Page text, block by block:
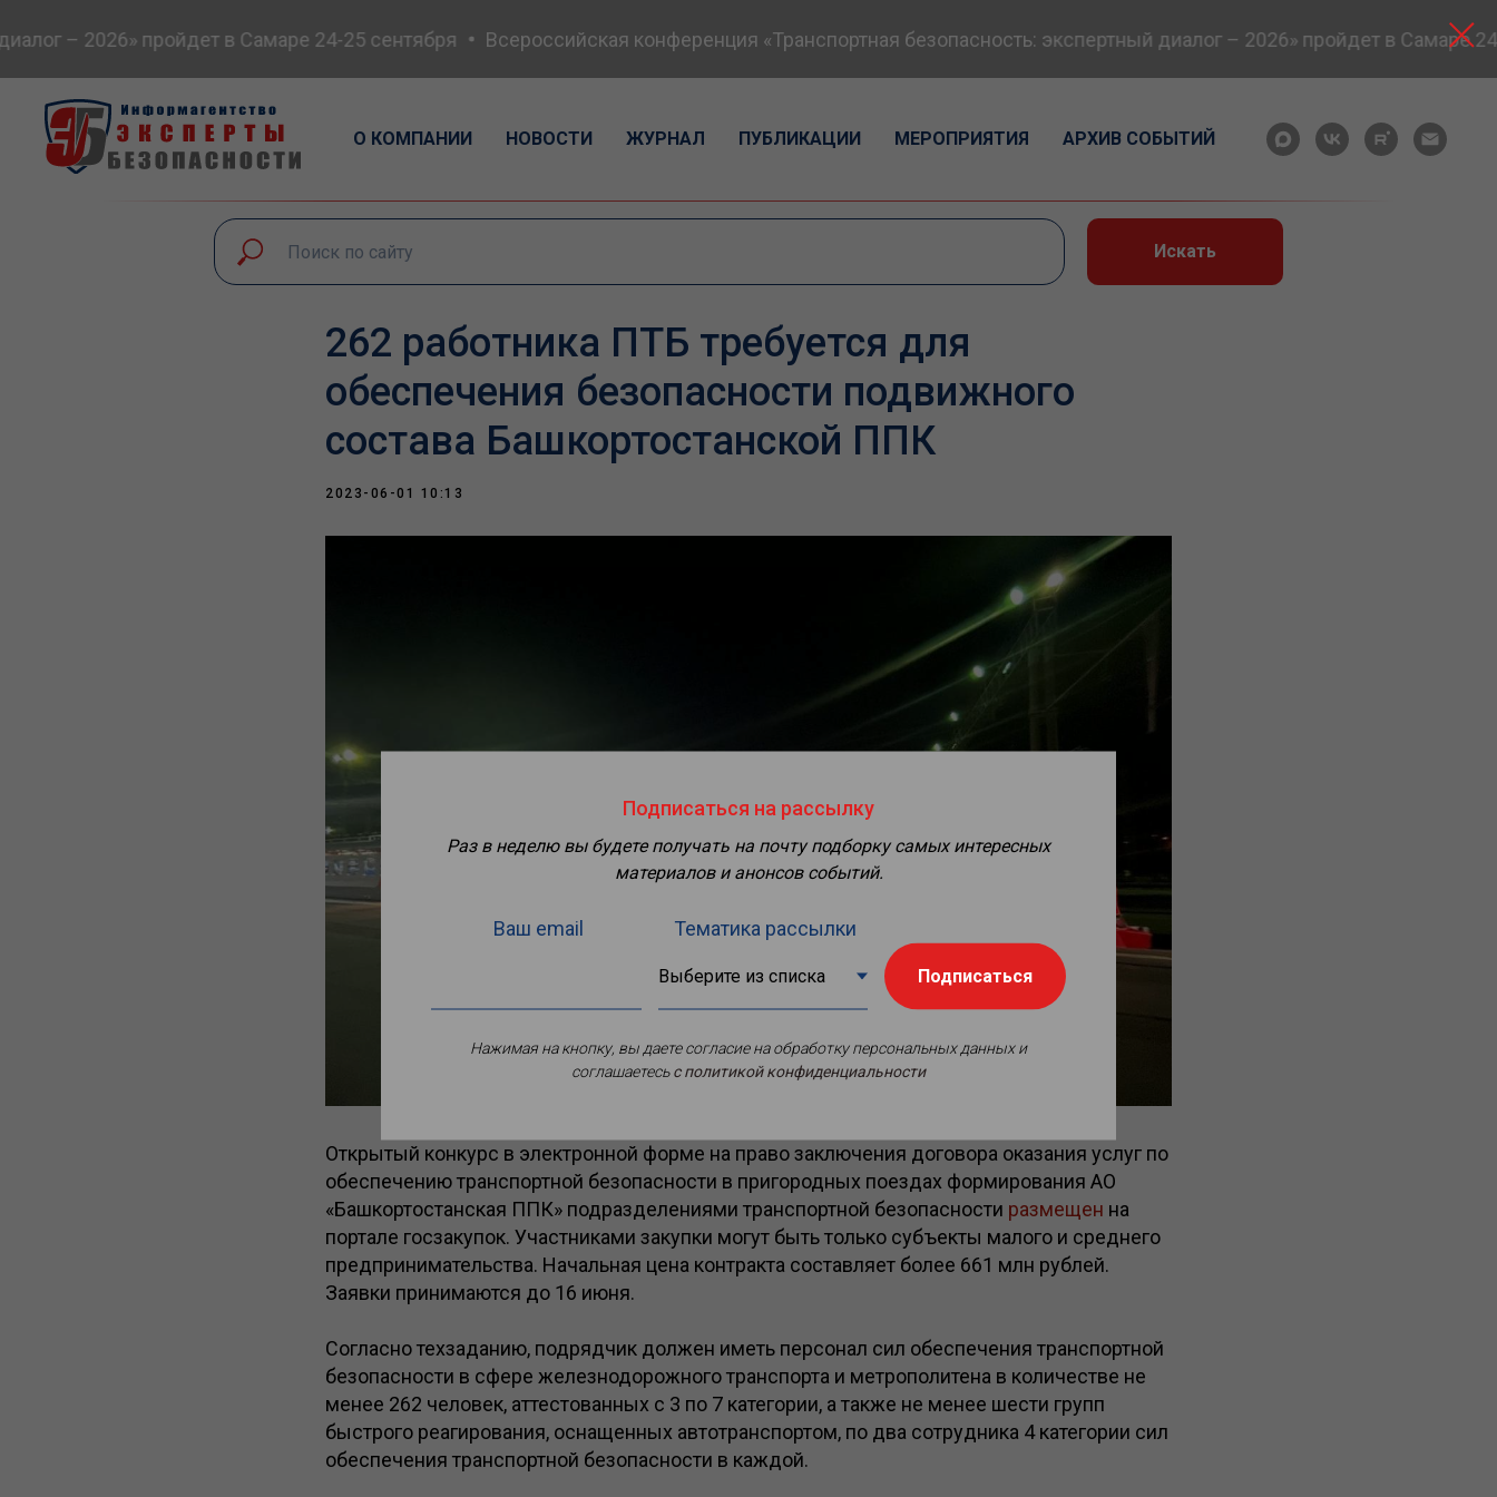
– 2026» пройдет в Самаре 24-25 сентября Всероссийская конференция «Транспортная безопасность: экспертный диалог – 2026» пройдет в Самаре 24-
О КОМПАНИИ НОВОСТИ ЖУРНАЛ ПУБЛИКАЦИИ МЕРОПРИЯТИЯ АРХИВ СОБЫТИЙ
Искать
262 работника ПТБ требуется для
обеспечения безопасности подвижного
состава Башкортостанской ППК
2023-06-01 10:13
Открытый конкурс в электронной форме на право заключения договора оказания услуг по
обеспечению транспортной безопасности в пригородных поездах формирования АО
«Башкортостанская ППК» подразделениями транспортной безопасности размещен на
портале госзакупок. Участниками закупки могут быть только субъекты малого и среднего
предпринимательства. Начальная цена контракта составляет более 661 млн рублей.
Заявки принимаются до 16 июня.
Согласно техзаданию, подрядчик должен иметь персонал сил обеспечения транспортной
безопасности в сфере железнодорожного транспорта и метрополитена в количестве не
менее 262 человек, аттестованных с 3 по 7 категории, а также не менее шести групп
быстрого реагирования, оснащенных автотранспортом, по два сотрудника 4 категории сил
обеспечения транспортной безопасности в каждой.
Подписаться на рассылку
Раз в неделю вы будете получать на почту подборку самых интересных
материалов и анонсов событий.
Ваш email Тематика рассылки
Подписаться
Нажимая на кнопку, вы даете согласие на обработку персональных данных и
соглашаетесьc политикой конфиденциальности